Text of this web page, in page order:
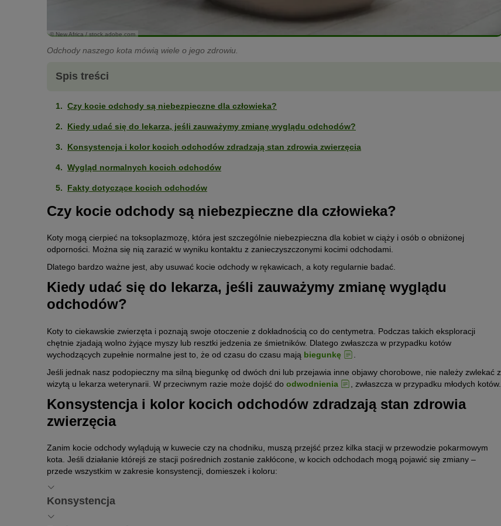
© New Africa / stock.adobe.com
Odchody naszego kota mówią wiele o jego zdrowiu.
Spis treści
Czy kocie odchody są niebezpieczne dla człowieka?
Kiedy udać się do lekarza, jeśli zauważymy zmianę wyglądu odchodów?
Konsystencja i kolor kocich odchodów zdradzają stan zdrowia zwierzęcia
Wygląd normalnych kocich odchodów
Fakty dotyczące kocich odchodów
Czy kocie odchody są niebezpieczne dla człowieka?
Koty mogą cierpieć na toksoplazmozę, która jest szczególnie niebezpieczna dla kobiet w ciąży i osób o obniżonej
odporności. Można się nią zarazić w wyniku kontaktu z zanieczyszczonymi kocimi odchodami.
Dlatego bardzo ważne jest, aby usuwać kocie odchody w rękawicach, a koty regularnie badać.
Kiedy udać się do lekarza, jeśli zauważymy zmianę wyglądu
odchodów?
Koty to ciekawskie zwierzęta i poznają swoje otoczenie z dokładnością co do centymetra. Podczas takich eksploracji
chętnie zjadają wolno żyjące myszy lub resztki jedzenia ze śmietników. Dlatego zwłaszcza w przypadku kotów
wychodzących zupełnie normalne jest to, że od czasu do czasu mają biegunkę
Jeśli jednak nasz podopieczny ma silną biegunkę od dwóch dni lub przejawia inne objawy chorobowe, nie należy zwlekać z
wizytą u lekarza weterynarii. W przeciwnym razie może dojść do odwodnienia , zwłaszcza w przypadku młodych kotów.
Konsystencja i kolor kocich odchodów zdradzają stan zdrowia
zwierzęcia
Zanim kocie odchody wylądują w kuwecie czy na chodniku, muszą przejść przez kilka stacji w przewodzie pokarmowym
kota. Jeśli działanie którejś ze stacji pośrednich zostanie zakłócone, w kocich odchodach mogą pojawić się zmiany –
przede wszystkim w zakresie konsystencji, domieszek i koloru:
Konsystencja